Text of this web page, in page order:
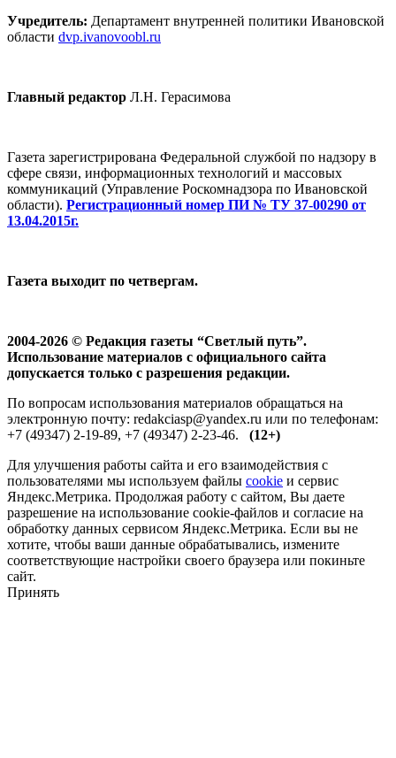
Учредитель: Департамент внутренней политики Ивановской
области dvp.ivanovoobl.ru
Главный редактор Л.Н. Герасимова
Газета зарегистрирована Федеральной службой по надзору в
сфере связи, информационных технологий и массовых
коммуникаций (Управление Роскомнадзора по Ивановской
области). Регистрационный номер ПИ № ТУ 37-00290 от
13.04.2015г.
Газета выходит по четвергам.
2004-2026 © Редакция газеты “Светлый путь”.
Использование материалов с официального сайта
допускается только с разрешения редакции.
По вопросам использования материалов обращаться на
электронную почту: redakciasp@yandex.ru или по телефонам:
+7 (49347) 2-19-89, +7 (49347) 2-23-46. (12+)
Для улучшения работы сайта и его взаимодействия с
пользователями мы используем файлы cookie и сервис
Яндекс.Метрика. Продолжая работу с сайтом, Вы даете
разрешение на использование cookie-файлов и согласие на
обработку данных сервисом Яндекс.Метрика. Если вы не
хотите, чтобы ваши данные обрабатывались, измените
соответствующие настройки своего браузера или покиньте
сайт.
Принять